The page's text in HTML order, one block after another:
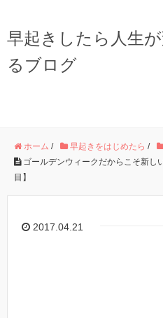
早起きしたら人生
るブログ
ホーム / 早起きをはじめたら /
ゴールデンウィークだからこそ新し
目】
2017.04.21